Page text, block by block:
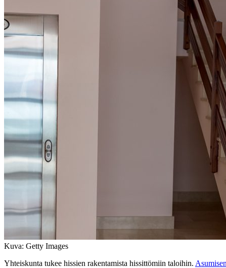
Kuva: Getty Images
Yhteiskunta tukee hissien rakentamista hissittömiin taloihin.